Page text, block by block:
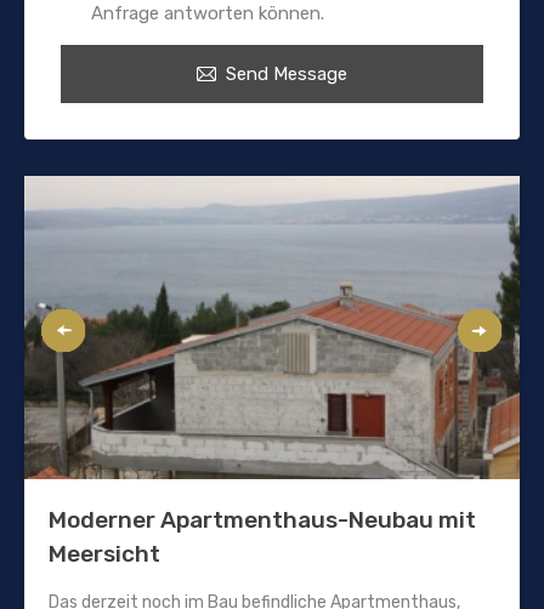
Anfrage antworten können.
Send Message
Moderner Apartmenthaus-Neubau mit
Meersicht
Das derzeit noch im Bau befindliche Apartmenthaus,